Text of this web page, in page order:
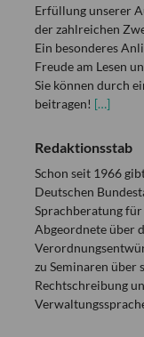
Erfüllung unserer
der zahlreichen
Ein besonderes
Freude am Lesen
Sie können durch
beitragen! […]
Redaktionsstab
Schon seit 1966
Deutschen
Sprachberatung
Abgeordnete über
zu Seminaren über
Rechtschreibung